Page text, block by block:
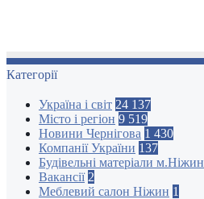
Категорії
Україна і світ 24 137
Місто і регіон 9 519
Новини Чернігова 1 430
Компанії України 137
Будівельні матеріали м.Ніжин
Вакансії 2
Меблевий салон Ніжин 1